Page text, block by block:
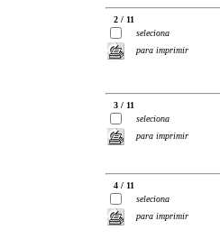
2 / 11
seleciona
para imprimir
3 / 11
seleciona
para imprimir
4 / 11
seleciona
para imprimir